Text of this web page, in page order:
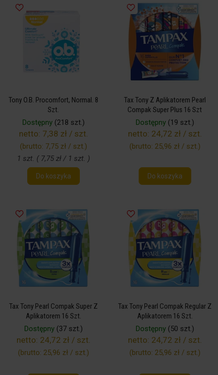
Tony O.B. Procomfort, Normal. 8
Szt.
Dostępny(218 szt.)
netto: 7,38 zł / szt.
(brutto: 7,75 zł / szt.)
1 szt. ( 7,75 zł / 1 szt. )
Do koszyka
Tax Tony Z Aplikatorem Pearl
Compak Super Plus 16 Szt
Dostępny(19 szt.)
netto: 24,72 zł / szt.
(brutto: 25,96 zł / szt.)
Do koszyka
Tax Tony Pearl Compak Super Z
Aplikatorem 16 Szt.
Dostępny(37 szt.)
netto: 24,72 zł / szt.
(brutto: 25,96 zł / szt.)
Tax Tony Pearl Compak Regular Z
Aplikatorem 16 Szt.
Dostępny(50 szt.)
netto: 24,72 zł / szt.
(brutto: 25,96 zł / szt.)